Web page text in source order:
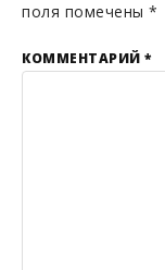
поля помечены *
КОММЕНТАРИЙ *